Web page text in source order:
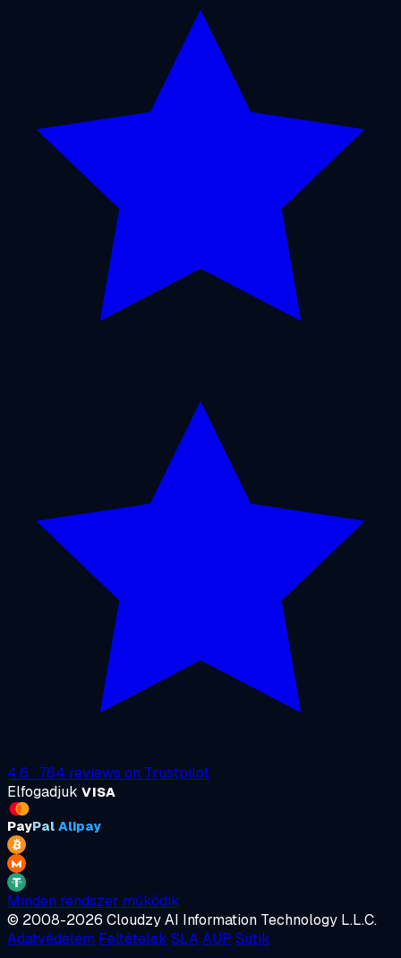
4.6 · 764 reviews on Trustpilot
Elfogadjuk VISA
PayPal Alipay
Minden rendszer működik
© 2008-2026 Cloudzy AI Information Technology L.L.C.
Adatvédelem Feltételek SLAAUP Sütik